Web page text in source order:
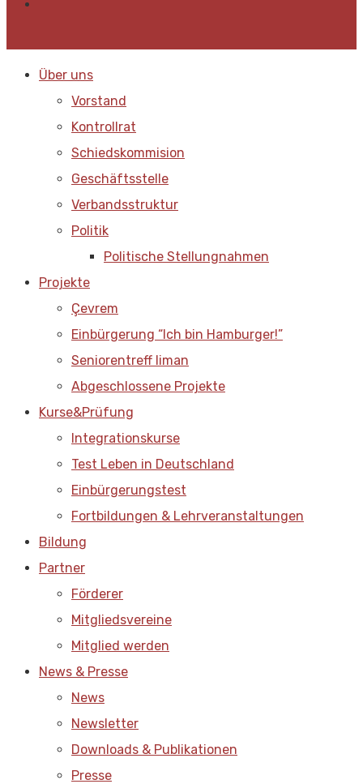
Über uns
Vorstand
Kontrollrat
Schiedskommision
Geschäftsstelle
Verbandsstruktur
Politik
Politische Stellungnahmen
Projekte
Çevrem
Einbürgerung “Ich bin Hamburger!”
Seniorentreff liman
Abgeschlossene Projekte
Kurse&Prüfung
Integrationskurse
Test Leben in Deutschland
Einbürgerungstest
Fortbildungen & Lehrveranstaltungen
Bildung
Partner
Förderer
Mitgliedsvereine
Mitglied werden
News & Presse
News
Newsletter
Downloads & Publikationen
Presse